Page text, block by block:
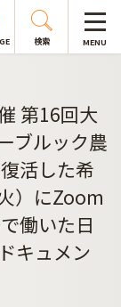
検索 MENU
第16回大
ブルック農
活した希
）にZoom
働いた日
キュメン